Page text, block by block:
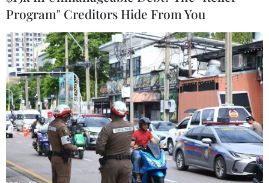
Xe cảnh sát Trung Quốc. (Nguồn: news.cgtn.com)
Kênh truyền hình Trung Quốc CCTV đưa tin một
chiếc ôtô đã lao vào đám đông tại thành phố Táo
Dương thuộc tỉnh Hồ Bắc, miền Trung nước này,
làm ít nhất sáu người thiệt mạng và bảy người
bị thương.
Program" Creditors Hide From You